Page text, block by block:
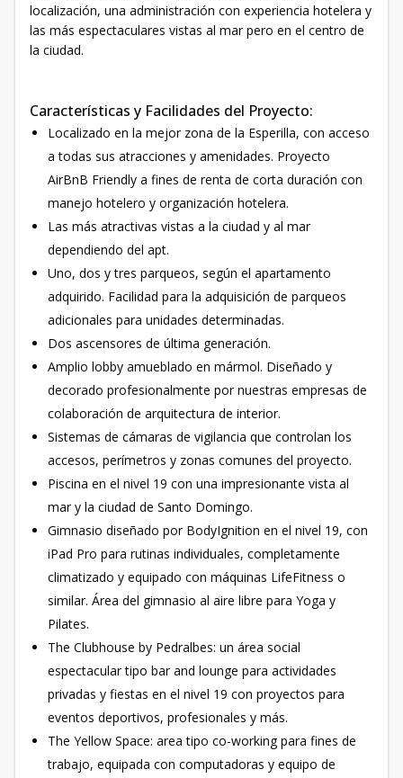
localización, una administración con experiencia hotelera y
las más espectaculares vistas al mar pero en el centro de
la ciudad.
Características y Facilidades del Proyecto:
Localizado en la mejor zona de la Esperilla, con acceso
a todas sus atracciones y amenidades. Proyecto
AirBnB Friendly a fines de renta de corta duración con
manejo hotelero y organización hotelera.
Las más atractivas vistas a la ciudad y al mar
dependiendo del apt.
Uno, dos y tres parqueos, según el apartamento
adquirido. Facilidad para la adquisición de parqueos
adicionales para unidades determinadas.
Dos ascensores de última generación.
Amplio lobby amueblado en mármol. Diseñado y
decorado profesionalmente por nuestras empresas de
colaboración de arquitectura de interior.
Sistemas de cámaras de vigilancia que controlan los
accesos, perímetros y zonas comunes del proyecto.
Piscina en el nivel 19 con una impresionante vista al
mar y la ciudad de Santo Domingo.
Gimnasio diseñado por BodyIgnition en el nivel 19, con
iPad Pro para rutinas individuales, completamente
climatizado y equipado con máquinas LifeFitness o
similar. Área del gimnasio al aire libre para Yoga y
Pilates.
The Clubhouse by Pedralbes: un área social
espectacular tipo bar and lounge para actividades
privadas y fiestas en el nivel 19 con proyectos para
eventos deportivos, profesionales y más.
The Yellow Space: area tipo co-working para fines de
trabajo, equipada con computadoras y equipo de